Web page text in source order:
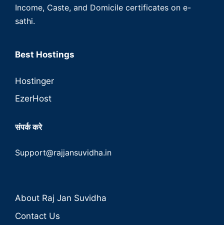
Income, Caste, and Domicile certificates on e-
sathi.
Best Hostings
Hostinger
EzerHost
संपर्क करे
Support@rajjansuvidha.in
About Raj Jan Suvidha
Contact Us